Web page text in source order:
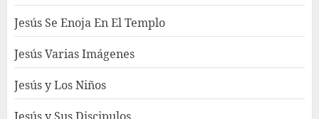
Jesús Se Enoja En El Templo
Jesús Varias Imágenes
Jesús y Los Niños